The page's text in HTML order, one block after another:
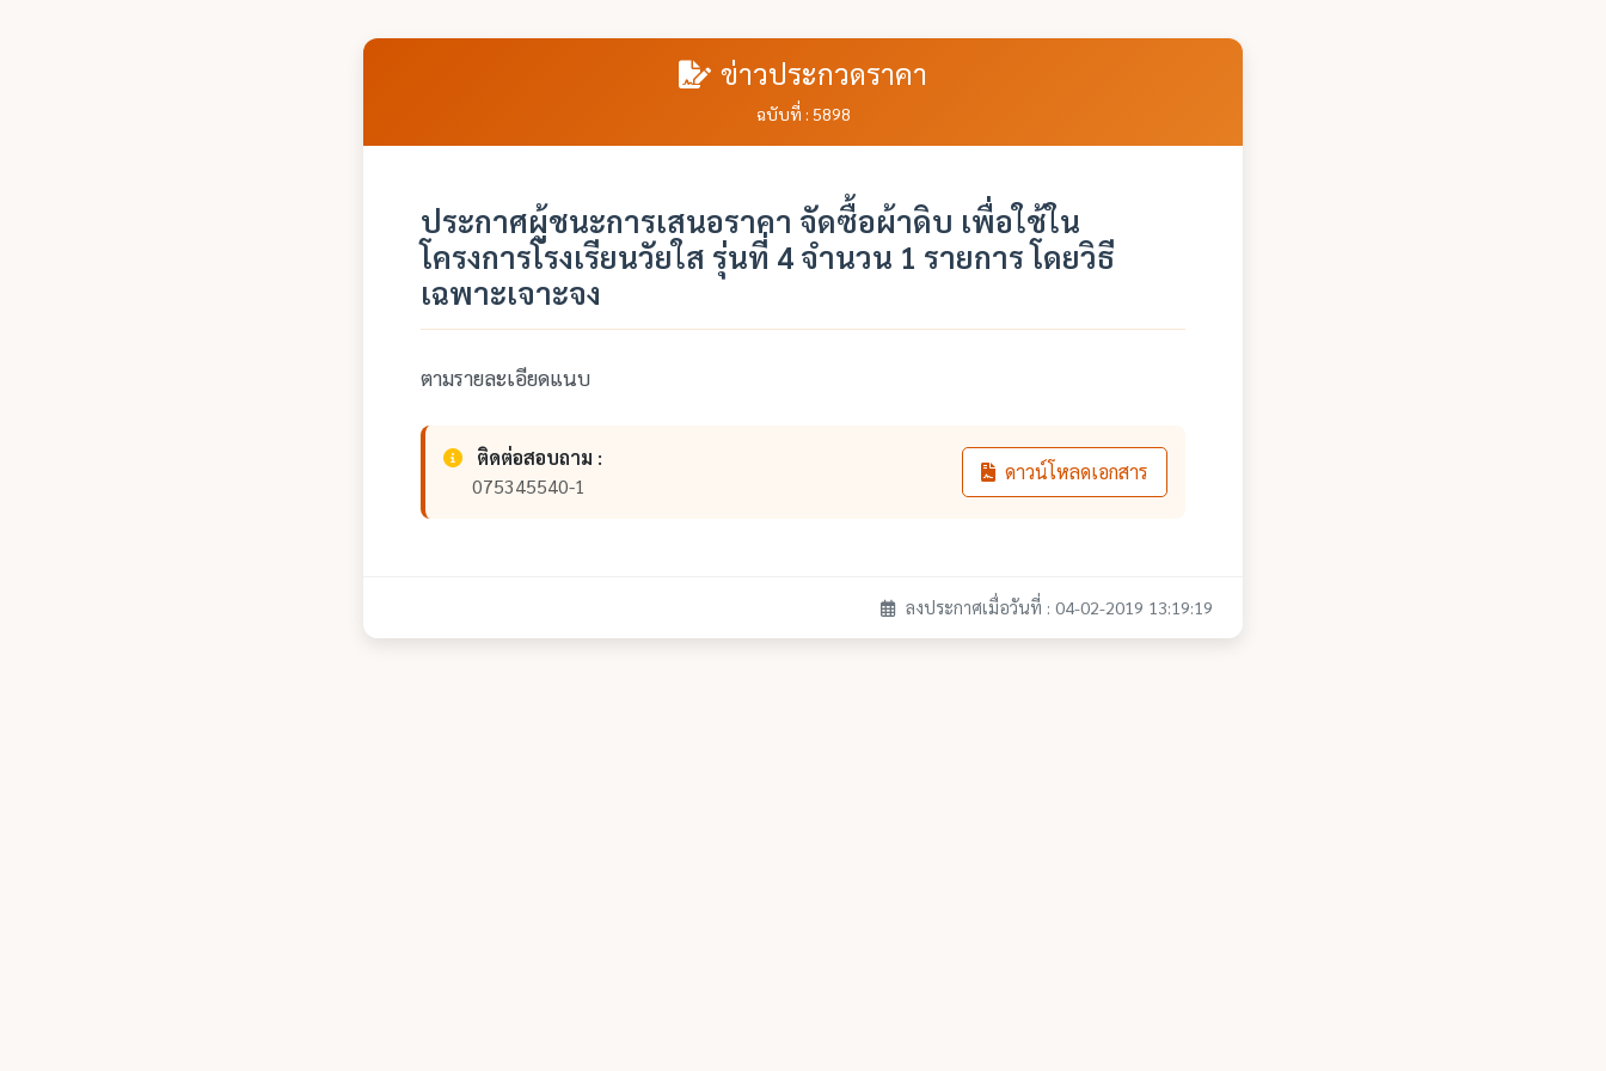
ข่าวประกวดราคา
ฉบับที่ : 5898
ประกาศผู้ชนะการเสนอราคา จัดซื้อผ้าดิบ เพื่อใช้ใน
โครงการโรงเรียนวัยใส รุ่นที่ 4 จำนวน 1 รายการ โดยวิธี
เฉพาะเจาะจง
ตามรายละเอียดแนบ
ติดต่อสอบถาม :
075345540-1
ดาวน์โหลดเอกสาร
ลงประกาศเมื่อวันที่ : 04-02-2019 13:19:19